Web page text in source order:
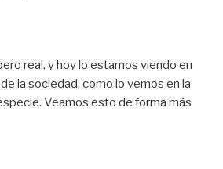
real, y hoy lo estamos viendo en
la sociedad, como lo vemos en la
Veamos esto de forma más